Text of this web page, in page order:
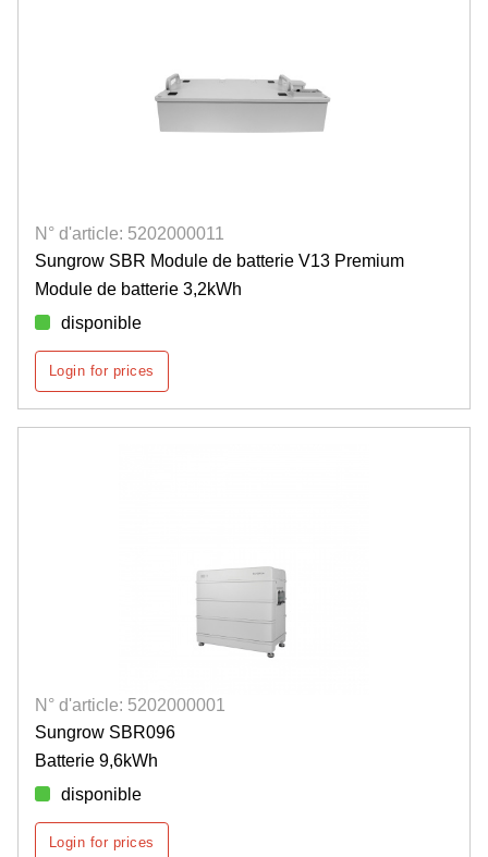
N° d'article: 5202000011
Sungrow SBR Module de batterie V13 Premium
Module de batterie 3,2kWh
disponible
Login for prices
N° d'article: 5202000001
Sungrow SBR096
Batterie 9,6kWh
disponible
Login for prices